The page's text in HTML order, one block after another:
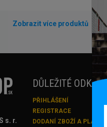
Zobrazit více produktů
s. r.
DŮLEŽITÉ ODKAZY
PŘIHLÁŠENÍ
REGISTRACE
DODANÍ ZBOŽÍ A PLATBA